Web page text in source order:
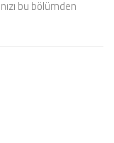
bu bölümden